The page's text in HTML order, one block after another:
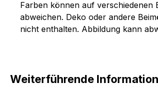
Farben können auf verschiedenen
abweichen. Deko oder andere
nicht enthalten. Abbildung kann
Weiterführende